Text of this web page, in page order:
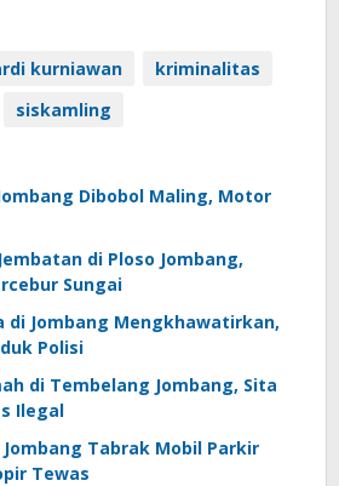
kurniawan
kriminalitas
siskamling
Dibobol Maling, Motor
di Ploso Jombang,
Sungai
di Jombang Mengkhawatirkan,
Polisi
di Tembelang Jombang, Sita
Ilegal
Jombang Tabrak Mobil Parkir
Tewas